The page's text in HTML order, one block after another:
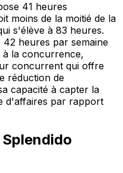
41 heures
moins de la moitié de la
s'élève à 83 heures.
42 heures par semaine
à la concurrence,
concurrent qui offre
réduction de
capacité à capter la
d'affaires par rapport
Splendido